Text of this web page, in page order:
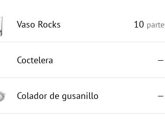
Vaso Rocks 10 parte
Coctelera —
Colador de gusanillo —